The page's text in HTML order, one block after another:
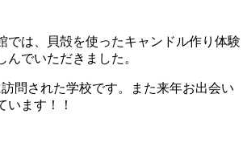
では、貝殻を使ったキャンドル作り体験
んでいただきました。
問された学校です。また来年お出会い
います！！